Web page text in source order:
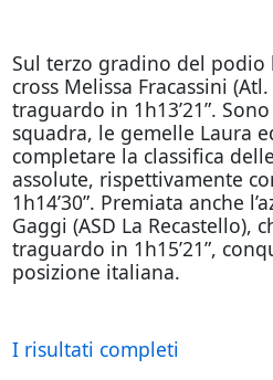
Sul terzo gradino del podio
cross Melissa Fracassini
traguardo in 1h13’21”.
squadra, le gemelle Laura
completare la classifica
assolute, rispettivamente
1h14’30”. Premiata anche
Gaggi (ASD La Recastello),
traguardo in 1h15’21”,
posizione italiana.
I risultati completi